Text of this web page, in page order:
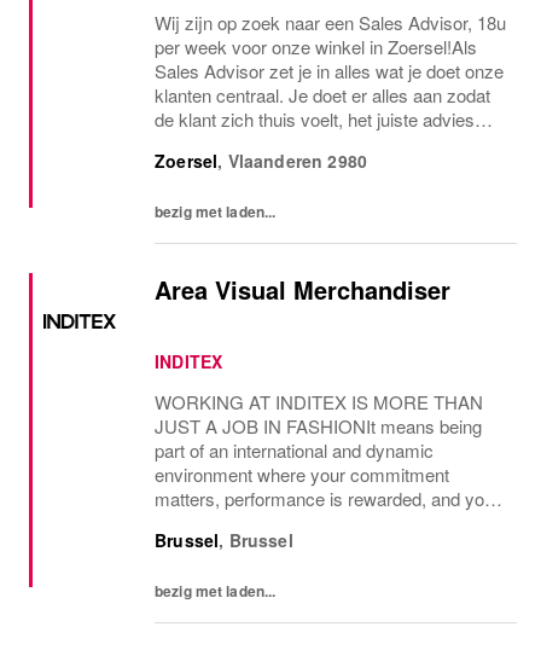
Wij zijn op zoek naar een Sales Advisor, 18u
per week voor onze winkel in Zoersel!Als
Sales Advisor zet je in alles wat je doet onze
klanten centraal. Je doet er alles aan zodat
de klant zich thuis voelt, het juiste advies
voldoening uit het werken met...
Zoersel, Vlaanderen 2980
bezig met laden...
Area Visual Merchandiser
INDITEX
WORKING AT INDITEX IS MORE THAN
JUST A JOB IN FASHIONIt means being
part of an international and dynamic
environment where your commitment
matters, performance is rewarded, and you
you can look forward to:Competitive Salary:
Brussel, Brussel
bezig met laden...